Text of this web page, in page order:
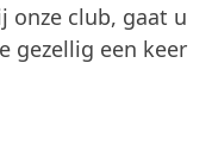
onze club, gaat u
gezellig een keer